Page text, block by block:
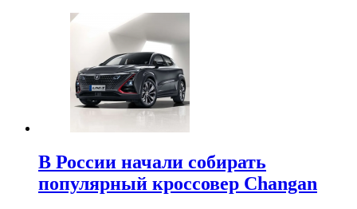
В России начали собирать
популярный кроссовер Changan